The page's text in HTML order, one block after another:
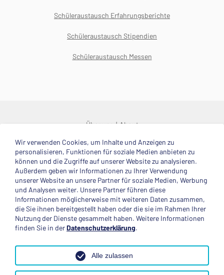
Schüleraustausch Erfahrungsberichte
Schüleraustausch Stipendien
Schüleraustausch Messen
Über uns About
© 2025 Deutsche Stiftung Völkerverständigung
Impressum Datenschutzerklärung Kontakt
Mitglied im
Anerkannte Einsatzstelle
Wir verwenden Cookies, um Inhalte und Anzeigen zu
personalisieren, Funktionen für soziale Medien anbieten zu
können und die Zugriffe auf unserer Website zu analysieren.
Außerdem geben wir Informationen zu Ihrer Verwendung
unserer Website an unsere Partner für soziale Medien, Werbung
und Analysen weiter. Unsere Partner führen diese
Informationen möglicherweise mit weiteren Daten zusammen,
die Sie ihnen bereitgestellt haben oder die sie im Rahmen Ihrer
Nutzung der Dienste gesammelt haben. Weitere Informationen
finden Sie in derDatenschutzerklärung.
Alle zulassen